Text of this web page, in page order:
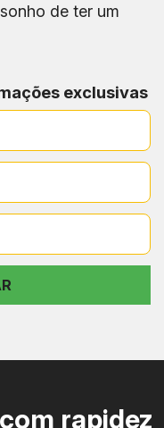
de ter um
exclusivas
rapidez